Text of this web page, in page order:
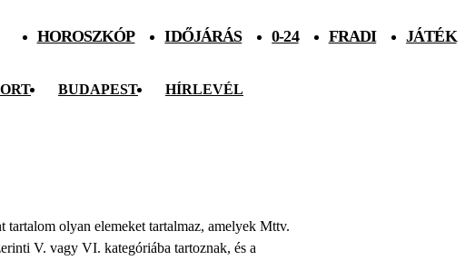
HOROSZKÓP IDŐJÁRÁS 0-24 FRADI JÁTÉK
BUDAPEST HÍRLEVÉL
tartalom olyan elemeket tartalmaz, amelyek Mttv.
V. vagy VI. kategóriába tartoznak, és a